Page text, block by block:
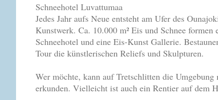
Schneehotel Luvattumaa
Jedes Jahr aufs Neue entsteht am Ufer des
Kunstwerk. Ca. 10.000 m² Eis und Schnee
Schneehotel und eine Eis-Kunst Gallerie.
Tour die künstlerischen Reliefs und Skulpturen.
Wer möchte, kann auf Tretschlitten die Umgebung
erkunden. Vielleicht ist auch ein Rentier auf dem